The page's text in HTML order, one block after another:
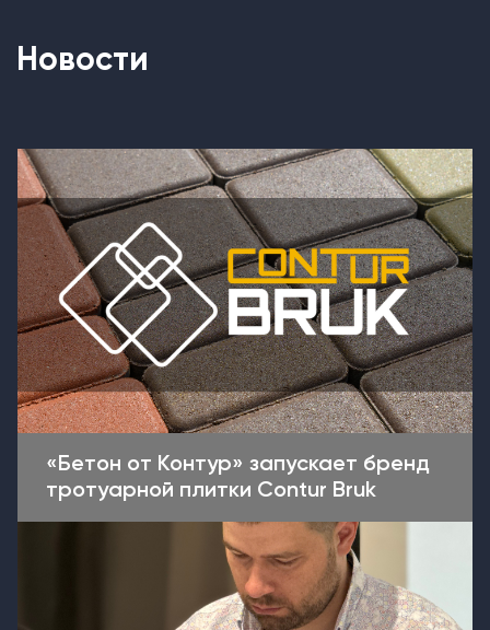
Новости
«Бетон от Контур» запускает бренд
тротуарной плитки Contur Bruk